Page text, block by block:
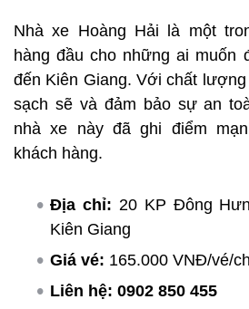
Nhà xe Hoàng Hải là một
hàng đầu cho những ai muốn
đến Kiên Giang. Với chất
sạch sẽ và đảm bảo sự an
nhà xe này đã ghi điểm
khách hàng.
Địa chỉ: 20 KP Đông
Kiên Giang
Giá vé: 165.000 VNĐ/vé/
Liên hệ: 0902 850 455